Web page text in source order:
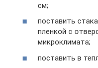
см;
поставить
пленкой с
микроклимата;
поставить в